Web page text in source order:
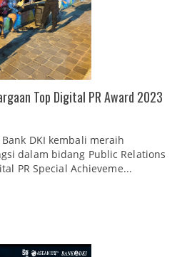
Top Digital PR Award 2023
DKI kembali meraih
dalam bidang Public Relations
PR Special Achieveme...